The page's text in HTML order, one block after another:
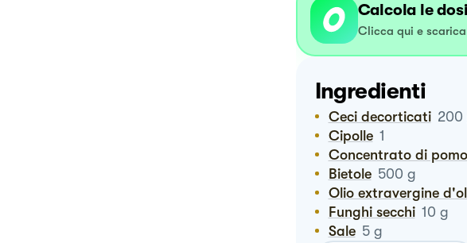
Calcola le
Clicca qui e scarica
Ingredienti
Ceci decorticati 200
Cipolle 1
Concentrato di
Bietole 500 g
Olio extravergine
Funghi secchi 10 g
Sale 5 g